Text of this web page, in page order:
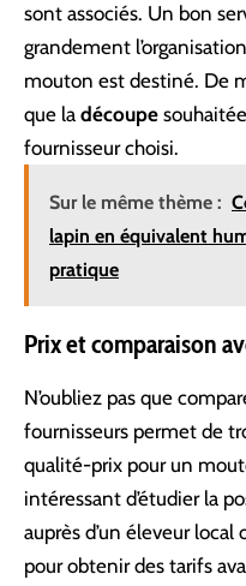
sont associés. Un bon
grandement
mouton est destiné. De
que la découpe
fournisseur choisi.
Sur le même thème :
lapin en équivalent
pratique
Prix et comparaison
N’oubliez pas que
fournisseurs permet de
qualité-prix pour un
intéressant d’étudier la
auprès d’un éleveur
pour obtenir des tarifs